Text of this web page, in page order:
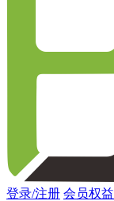
登录/注册 会员权益